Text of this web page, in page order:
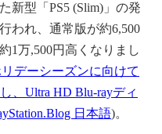
新型「PS5 (Slim)」の発
われ、通常版が約6,500
1万,500円高くなりまし
デーシーズンに向けて
、Ultra HD Blu-rayディ
日本語)。